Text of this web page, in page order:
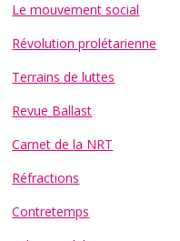
Le mouvement social
Révolution prolétarienne
Terrains de luttes
Revue Ballast
Carnet de la NRT
Réfractions
Contretemps